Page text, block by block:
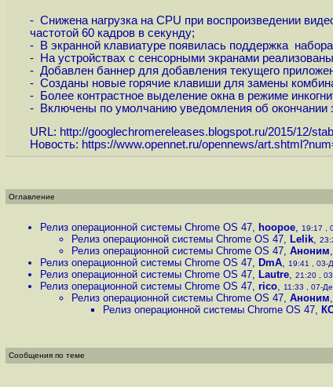
- Снижена нагрузка на CPU при воспроизведении
частотой 60 кадров в секунду;
- В экранной клавиатуре появилась поддержка
- На устройствах с сенсорными экранами
- Добавлен баннер для добавления текущего
- Созданы новые горячие клавиши для замены
- Более контрастное выделение окна в режиме
- Включены по умолчанию уведомления об окончании
URL: http://googlechromereleases.blogspot.ru/2015/12/
Новость: https://www.opennet.ru/opennews/
Оглавление
Релиз операционной системы Chrome OS 47, hoopoe, 19:17 ,
Релиз операционной системы Chrome OS 47, Lelik,
Релиз операционной системы Chrome OS 47, Аноним,
Релиз операционной системы Chrome OS 47, DmA, 19:41 , 03-
Релиз операционной системы Chrome OS 47, Lautre, 21:20 ,
Релиз операционной системы Chrome OS 47, rico, 11:33 , 07-
Релиз операционной системы Chrome OS 47, Аноним,
Релиз операционной системы Chrome OS 47,
Сообщения по теме